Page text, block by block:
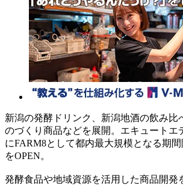
新潟の発酵ドリンク、新潟地酒の飲み比
のづくり商品などを展開。エキュートエ
にFARM8として都内最大規模となる期間
をOPEN。
発酵食品や地域資源を活用した商品開発